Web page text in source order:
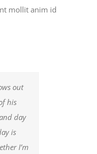
mollit anim id
out
his
day
is
I’m